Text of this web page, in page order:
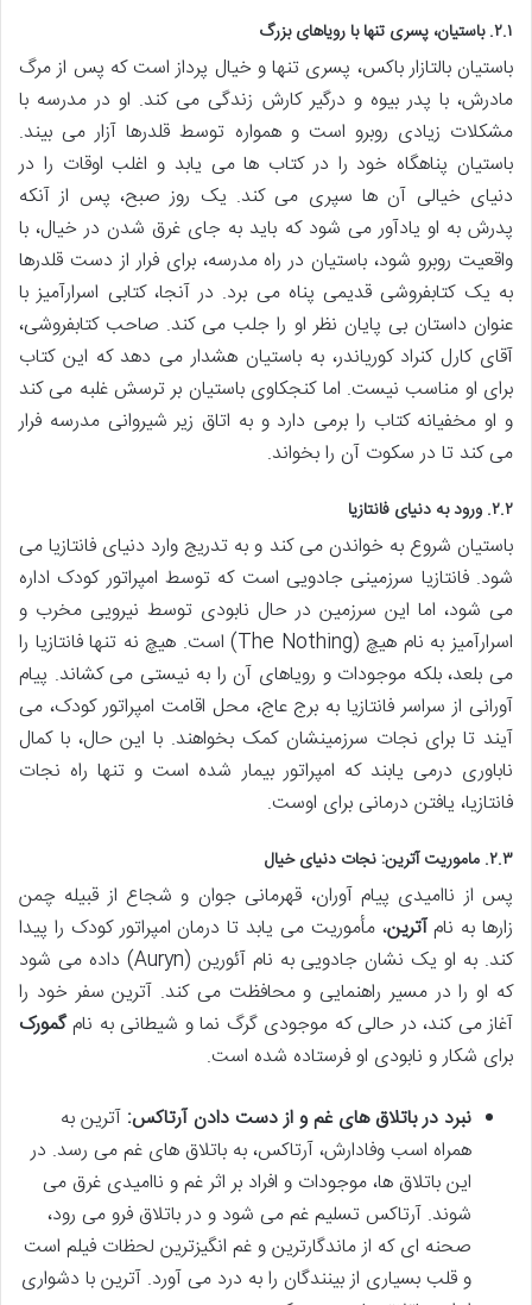
۲.۱. باستیان، پسری تنها با رویاهای بزرگ
باستیان بالتازار باکس، پسری تنها و خیال پرداز است که پس از مرگ
مادرش، با پدر بیوه و درگیر کارش زندگی می کند. او در مدرسه با
مشکلات زیادی روبرو است و همواره توسط قلدرها آزار می بیند.
باستیان پناهگاه خود را در کتاب ها می یابد و اغلب اوقات را در
دنیای خیالی آن ها سپری می کند. یک روز صبح، پس از آنکه
پدرش به او یادآور می شود که باید به جای غرق شدن در خیال، با
واقعیت روبرو شود، باستیان در راه مدرسه، برای فرار از دست قلدرها
به یک کتابفروشی قدیمی پناه می برد. در آنجا، کتابی اسرارآمیز با
عنوان داستان بی پایان نظر او را جلب می کند. صاحب کتابفروشی،
آقای کارل کنراد کوریاندر، به باستیان هشدار می دهد که این کتاب
برای او مناسب نیست. اما کنجکاوی باستیان بر ترسش غلبه می کند
و او مخفیانه کتاب را برمی دارد و به اتاق زیر شیروانی مدرسه فرار
می کند تا در سکوت آن را بخواند.
۲.۲. ورود به دنیای فانتازیا
باستیان شروع به خواندن می کند و به تدریج وارد دنیای فانتازیا می
شود. فانتازیا سرزمینی جادویی است که توسط امپراتور کودک اداره
می شود، اما این سرزمین در حال نابودی توسط نیرویی مخرب و
اسرارآمیز به نام هیچ (The Nothing) است. هیچ نه تنها فانتازیا را
می بلعد، بلکه موجودات و رویاهای آن را به نیستی می کشاند. پیام
آورانی از سراسر فانتازیا به برج عاج، محل اقامت امپراتور کودک، می
آیند تا برای نجات سرزمینشان کمک بخواهند. با این حال، با کمال
ناباوری درمی یابند که امپراتور بیمار شده است و تنها راه نجات
فانتازیا، یافتن درمانی برای اوست.
۲.۳. ماموریت آترین: نجات دنیای خیال
پس از ناامیدی پیام آوران، قهرمانی جوان و شجاع از قبیله چمن
زارها به نامآترین، مأموریت می یابد تا درمان امپراتور کودک را پیدا
کند. به او یک نشان جادویی به نام آئورین (Auryn) داده می شود
که او را در مسیر راهنمایی و محافظت می کند. آترین سفر خود را
آغاز می کند، در حالی که موجودی گرگ نما و شیطانی به نامگمورک
برای شکار و نابودی او فرستاده شده است.
نبرد در باتلاق های غم و از دست دادن آرتاکس: آترین به
همراه اسب وفادارش، آرتاکس، به باتلاق های غم می رسد. در
این باتلاق ها، موجودات و افراد بر اثر غم و ناامیدی غرق می
شوند. آرتاکس تسلیم غم می شود و در باتلاق فرو می رود،
صحنه ای که از ماندگارترین و غم انگیزترین لحظات فیلم است
و قلب بسیاری از بینندگان را به درد می آورد. آترین با دشواری